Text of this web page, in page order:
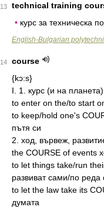
13
technical training
• курс за техническа
English-Bulgarian
14
course
{kɔ:s}
I. 1. курс (и на
to enter on the/to start
to keep/hold one's
пътя си
2. ход, вървеж,
the COURSE of events
to let things take/run
развиват сами/по реда
to let the law take its
думата